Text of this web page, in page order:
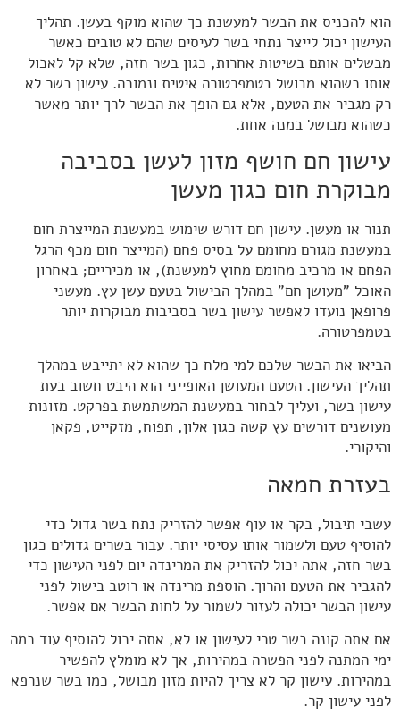
הוא להכניס את הבשר למעשנת כך שהוא מוקף בעשן. תהליך
העישון יכול לייצר נתחי בשר לעיסים שהם לא טובים כאשר
מבשלים אותם בשיטות אחרות, כגון בשר חזה, שלא קל לאכול
אותו כשהוא מבושל בטמפרטורה איטית ונמוכה. עישון בשר לא
רק מגביר את הטעם, אלא גם הופך את הבשר לרך יותר מאשר
כשהוא מבושל במנה אחת.
עישון חם חושף מזון לעשן בסביבה
מבוקרת חום כגון מעשן
תנור או מעשן. עישון חם דורש שימוש במעשנת המייצרת חום
במעשנת מגורם מחומם על בסיס פחם (המייצר חום מכף הרגל
הפחם או מרכיב מחומם מחוץ למעשנת), או מכיריים; באחרון
האוכל "מעושן חם" במהלך הבישול בטעם עשן עץ. מעשני
פרופאן נועדו לאפשר עישון בשר בסביבות מבוקרות יותר
בטמפרטורה.
הביאו את הבשר שלכם למי מלח כך שהוא לא יתייבש במהלך
תהליך העישון. הטעם המעושן האופייני הוא היבט חשוב בעת
עישון בשר, ועליך לבחור במעשנת המשתמשת בפרקט. מזונות
מעושנים דורשים עץ קשה כגון אלון, תפוח, מזקייט, פקאן
והיקורי.
בעזרת חמאה
עשבי תיבול, בקר או עוף אפשר להזריק נתח בשר גדול כדי
להוסיף טעם ולשמור אותו עסיסי יותר. עבור בשרים גדולים כגון
בשר חזה, אתה יכול להזריק את המרינדה יום לפני העישון כדי
להגביר את הטעם והרוך. הוספת מרינדה או רוטב בישול לפני
עישון הבשר יכולה לעזור לשמור על לחות הבשר אם אפשר.
אם אתה קונה בשר טרי לעישון או לא, אתה יכול להוסיף עוד כמה
ימי המתנה לפני הפשרה במהירות, אך לא מומלץ להפשיר
במהירות. עישון קר לא צריך להיות מזון מבושל, כמו בשר שנרפא
לפני עישון קר.